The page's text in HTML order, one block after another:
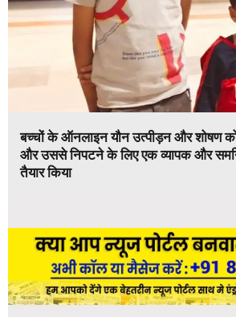
बच्चों के ऑनलाइन यौन उत्पीड़न और शोषण
और उससे निपटने के लिए एक व्यापक और
तैयार किया